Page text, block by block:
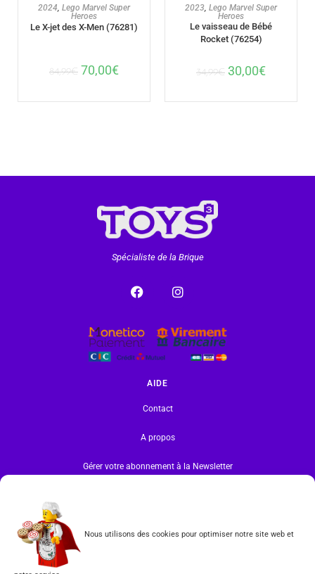
Nous utilisons des cookies pour optimiser notre site web et
AJOUTER AU PANIER
2024, Lego Marvel Super
Heroes
Le X-jet des X-Men (76281)
84,99€ 70,00€
AJOUTER AU PANIER
2023, Lego Marvel Super
Heroes
Le vaisseau de Bébé
Rocket (76254)
34,99€ 30,00€
Spécialiste de la Brique
AIDE
Contact
A propos
Gérer votre abonnement à la Newsletter